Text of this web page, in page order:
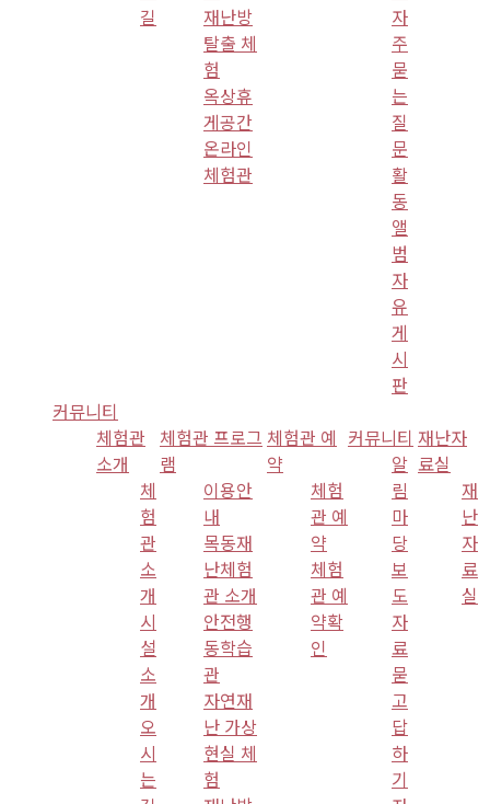
길
재난방
탈출 체
험
옥상휴
게공간
온라인
체험관
자
주
묻
는
질
문
활
동
앨
범
자
유
게
시
판
커뮤니티
체험관
소개
체
험
관
소
개
시
설
소
개
오
시
는
체험관 프로그
램
이용안
내
목동재
난체험
관 소개
안전행
동학습
관
자연재
난 가상
현실 체
험
체험관 예
약
체험
관 예
약
체험
관 예
약확
인
커뮤니티
알
림
마
당
보
도
자
료
묻
고
답
하
기
재난자
료실
재
난
자
료
실